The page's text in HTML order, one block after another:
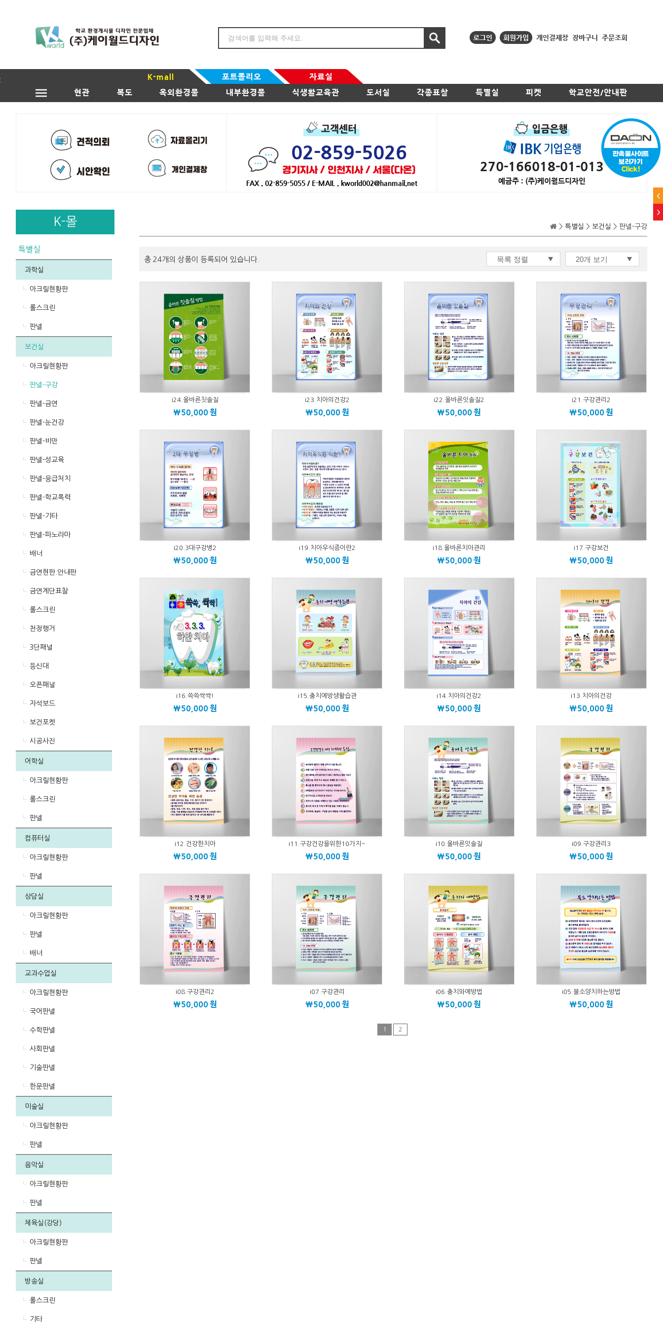
로그인 회원가입 개인결제창 장바구니 주문조회
K-mall 포트폴리오
자료실
현관
복도 옥외환경물 내부환경물 식생활교육관 도서실 각종표찰 특별실 피켓 학교안전/안내판
02-859-5026
경기지사 / 인천지사 / 서울(다온)
FAX . 02-859-5055 / E-MAIL . kworld002@hanmail.net
270-166018-01-013
예금주 : (주)케이월드디자인
K-몰
특별실
과학실
아크릴현황판
롤스크린
판넬
보건실
아크릴현황판
판넬-구강
판넬-금연
판넬-눈건강
판넬-비만
판넬-성교육
판넬-응급처치
판넬-학교폭력
판넬-기타
판넬-파노라마
배너
금연현판.안내판
금연계단표찰
롤스크린
천정행거
3단패널
등신대
오픈패널
자석보드
보건포켓
시공사진
어학실
아크릴현황판
롤스크린
판넬
컴퓨터실
아크릴현황판
판넬
상담실
아크릴현황판
판넬
배너
교과수업실
아크릴현황판
국어판넬
수학판넬
사회판넬
기술판넬
한문판넬
미술실
아크릴현황판
판넬
음악실
아크릴현황판
판넬
체육실(강당)
아크릴현황판
판넬
방송실
롤스크린
기타
> 특별실 > 보건실 > 판넬-구강
총 24개의 상품이 등록되어 있습니다.
i24.올바른칫솔질
\50,000원
i23.치아의건강2
\50,000원
i22.올바른잇솔질2
\50,000원
i21.구강관리2
\50,000원
i20.3대구강병2
\50,000원
i19.치아우식증이란2
\50,000원
i18.올바른치아관리
\50,000원
i17.구강보건
\50,000원
i16.쓱쓱싹싹!
\50,000원
i15.충치예방생활습관
\50,000원
i14.치아의건강2
\50,000원
i13.치아의건강
\50,000원
i12.건강한치아
\50,000원
i11.구강건강을위한10가지~
\50,000원
i10.올바른잇솔질
\50,000원
i09.구강관리3
\50,000원
i08.구강관리2
\50,000원
i07.구강관리
\50,000원
i06.충치와예방법
\50,000원
i05.불소양치하는방법
\50,000원
1 2
<
>